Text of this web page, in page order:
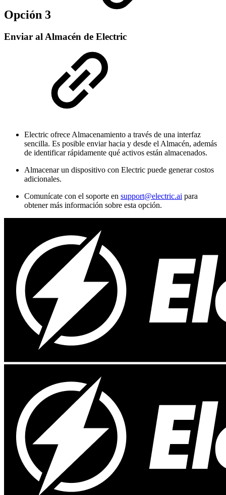
Opción 3
Enviar al Almacén de Electric
Electric ofrece Almacenamiento a través de una interfaz
sencilla. Es posible enviar hacia y desde el Almacén, además
de identificar rápidamente qué activos están almacenados.
Almacenar un dispositivo con Electric puede generar costos
adicionales.
Comunícate con el soporte en support@electric.ai para
obtener más información sobre esta opción.